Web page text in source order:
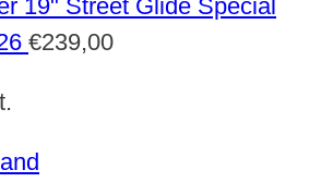
19" Street Glide Special
€239,00